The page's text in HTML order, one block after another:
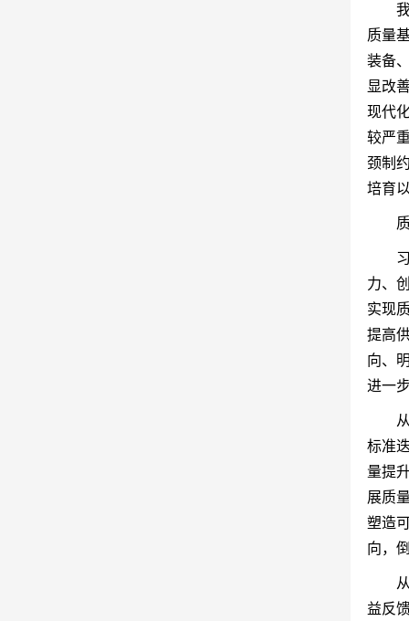
质量
装备
显改
现代
较严
颈制
培育
力、
实现
提高
向、
进一
标准
量提
展质
塑造
向，
益反